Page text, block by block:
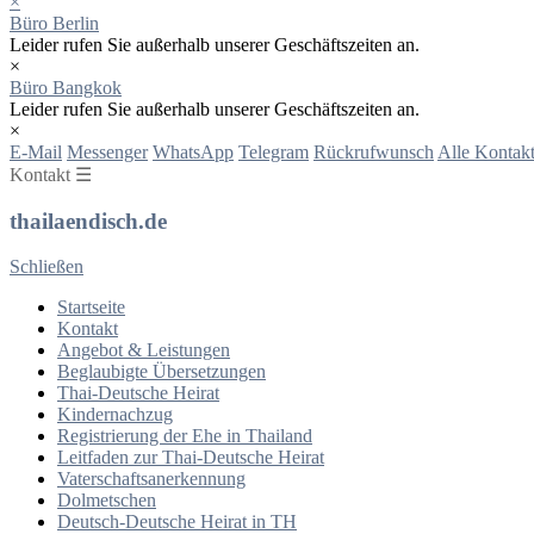
Büro Berlin
Leider rufen Sie außerhalb unserer Geschäftszeiten an.
×
Büro Bangkok
Leider rufen Sie außerhalb unserer Geschäftszeiten an.
×
E-Mail Messenger WhatsApp Telegram Rückrufwunsch Alle
Kontakt ☰
thailaendisch.de
Schließen
Startseite
Kontakt
Angebot & Leistungen
Beglaubigte Übersetzungen
Thai-Deutsche Heirat
Kindernachzug
Registrierung der Ehe in Thailand
Leitfaden zur Thai-Deutsche Heirat
Vaterschaftsanerkennung
Dolmetschen
Deutsch-Deutsche Heirat in TH